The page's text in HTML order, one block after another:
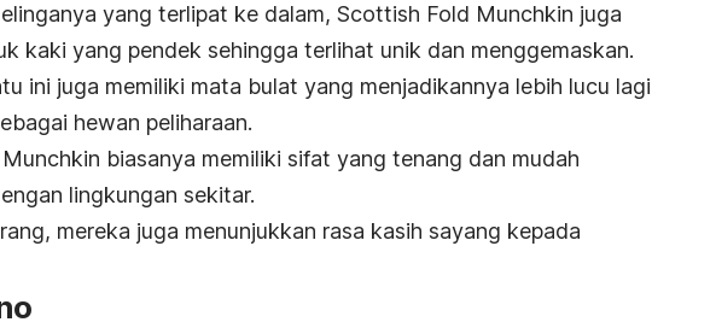
yang terlipat ke dalam, Scottish Fold Munchkin juga
kaki yang pendek sehingga terlihat unik dan menggemaskan.
ini juga memiliki mata bulat yang menjadikannya lebih lucu lagi
hewan peliharaan.
biasanya memiliki sifat yang tenang dan mudah
lingkungan sekitar.
mereka juga menunjukkan rasa kasih sayang kepada